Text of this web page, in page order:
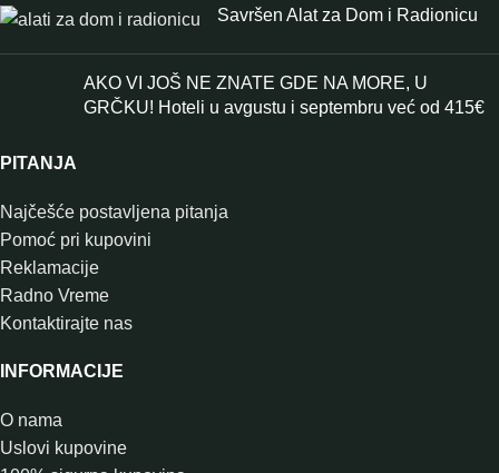
Savršen Alat za Dom i Radionicu
AKO VI JOŠ NE ZNATE GDE NA MORE, U
GRČKU! Hoteli u avgustu i septembru već od 415€
PITANJA
Najčešće postavljena pitanja
Pomoć pri kupovini
Reklamacije
Radno Vreme
Kontaktirajte nas
INFORMACIJE
O nama
Uslovi kupovine